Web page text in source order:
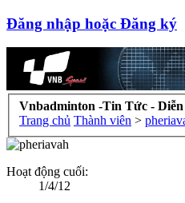
Đăng nhập hoặc Đăng ký
Vnbadminton -Tin Tức -
Trang chủ Thành viên >
Hoạt động cuối:
1/4/12